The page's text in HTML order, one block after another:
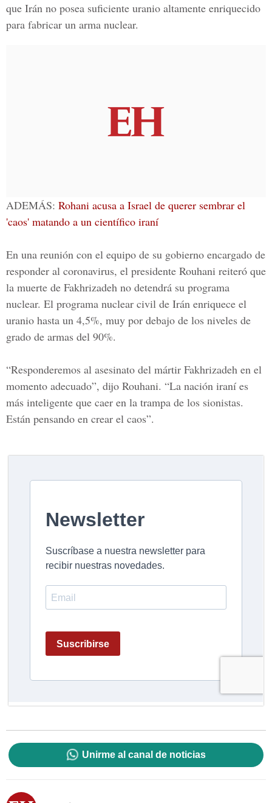
que Irán no posea suficiente uranio altamente enriquecido
para fabricar un arma nuclear.
ADEMÁS: Rohani acusa a Israel de querer sembrar el
'caos' matando a un científico iraní
En una reunión con el equipo de su gobierno encargado de
responder al coronavirus, el presidente Rouhani reiteró que
la muerte de Fakhrizadeh no detendrá su programa
nuclear. El programa nuclear civil de Irán enriquece el
uranio hasta un 4,5%, muy por debajo de los niveles de
grado de armas del 90%.
“Responderemos al asesinato del mártir Fakhrizadeh en el
momento adecuado”, dijo Rouhani. “La nación iraní es
más inteligente que caer en la trampa de los sionistas.
Están pensando en crear el caos”.
Unirme al canal de noticias